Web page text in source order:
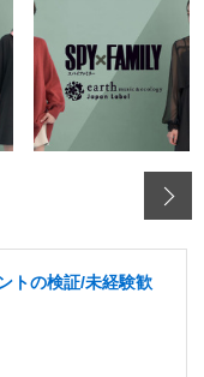
トの検証/未経験歓